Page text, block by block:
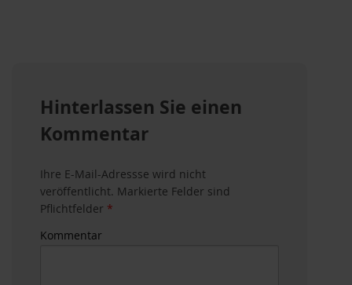
Hinterlassen Sie einen
Kommentar
Ihre E-Mail-Adressse wird nicht
veröffentlicht. Markierte Felder sind
Pflichtfelder *
Kommentar